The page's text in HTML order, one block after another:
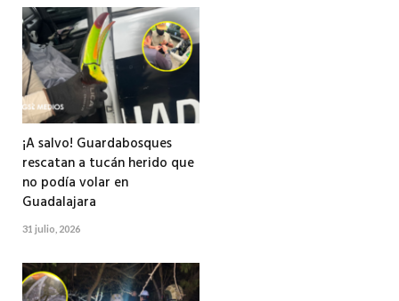
¡A salvo! Guardabosques
rescatan a tucán herido que
no podía volar en
Guadalajara
31 julio, 2026